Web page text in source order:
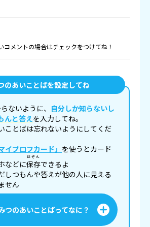
メントの場合はチェックをつけてね！
のあいことばを設定してね
ないように、 自分しか知らないし
んと答えを入力してね。
ことばは忘れないようにしてくだ
イプロフカード」 を使うとカード
などに保存
ほぞん
できるよ
しつもんや答えが他の人に見える
せん
つのあいことばってなに？